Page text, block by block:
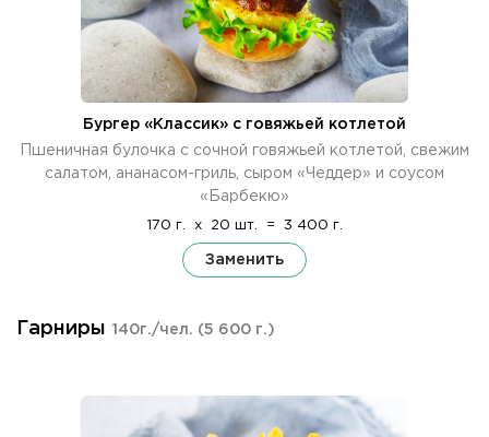
Бургер «Классик» с говяжьей котлетой
Пшеничная булочка с сочной говяжьей котлетой, свежим
салатом, ананасом-гриль, сыром «Чеддер» и соусом
«Барбекю»
170 г. x 20 шт. = 3 400 г.
Заменить
Гарниры 140г./чел. (5 600 г.)